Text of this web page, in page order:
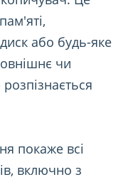
або будь-яке
чи
покаже всі
включно з